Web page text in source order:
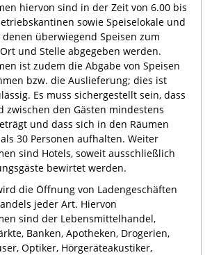
hiervon sind in der Zeit von 6.00 bis
sowie Speiselokale und
überwiegend Speisen zum
und Stelle abgegeben werden.
ist zudem die Abgabe von Speisen
bzw. die Auslieferung; dies ist
Es muss sichergestellt sein, dass
zwischen den Gästen mindestens
und dass sich in den Räumen
30 Personen aufhalten. Weiter
sind Hotels, soweit ausschließlich
bewirtet werden.
die Öffnung von Ladengeschäften
jeder Art. Hiervon
sind der Lebensmittelhandel,
Banken, Apotheken, Drogerien,
Optiker, Hörgeräteakustiker,